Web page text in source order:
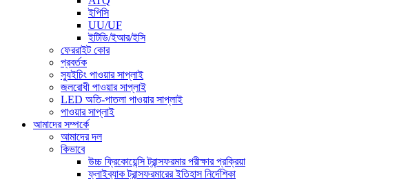
ইপিসি
UU/UF
ইটিডি/ইআর/ইসি
ফেররাইট কোর
প্রবর্তক
স্যুইচিং পাওয়ার সাপ্লাই
জলরোধী পাওয়ার সাপ্লাই
LED অতি-পাতলা পাওয়ার সাপ্লাই
পাওয়ার সাপ্লাই
আমাদের সম্পর্কে
আমাদের দল
কিভাবে
উচ্চ ফ্রিকোয়েন্সি ট্রান্সফরমার পরীক্ষার প্রক্রিয়া
ফ্লাইব্যাক ট্রান্সফরমারের ইতিহাস নির্দেশিকা